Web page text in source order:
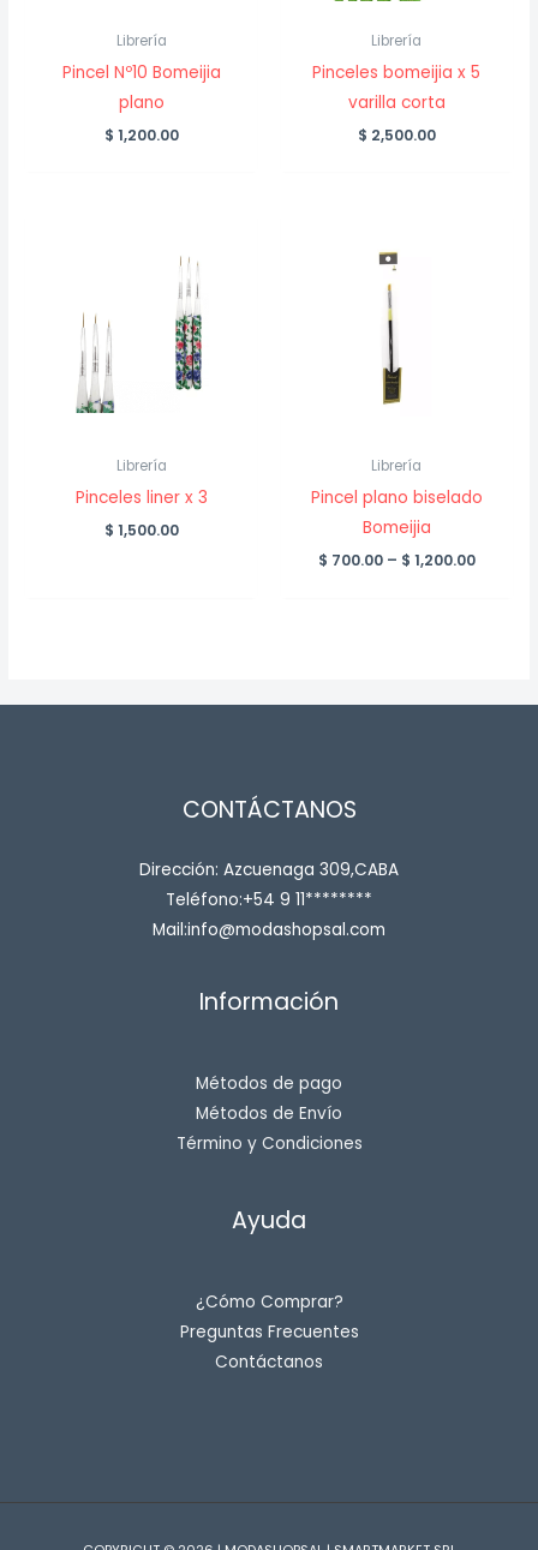
Librería
Pincel Nº10 Bomeijia
plano
$ 1,200.00
Librería
Pinceles bomeijia x 5
varilla corta
$ 2,500.00
Librería
Pinceles liner x 3
$ 1,500.00
Librería
Pincel plano biselado
Bomeijia
$ 700.00 – $ 1,200.00Price
CONTÁCTANOS
Dirección: Azcuenaga 309,CABA
Teléfono:+54 9 11********
Mail:info@modashopsal.com
Información
Métodos de pago
Métodos de Envío
Término y Condiciones
Ayuda
¿Cómo Comprar?
Preguntas Frecuentes
Contáctanos